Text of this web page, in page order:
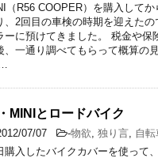
（R56 COOPER）を購入してか
、2回目の車検の時期を迎えたの
ーに預けてきました。 税金や保
、一通り調べてもらって概算の
MINIとロードバイク
07/07 -物欲 独り言 自転
購入したバイクカバーを使って